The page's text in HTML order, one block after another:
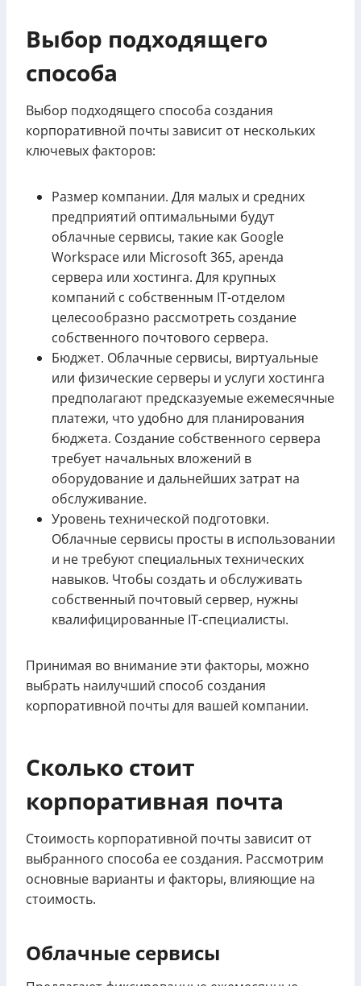
Выбор подходящего
способа
Выбор подходящего способа создания
корпоративной почты зависит от нескольких
ключевых факторов:
Размер компании. Для малых и средних
предприятий оптимальными будут
облачные сервисы, такие как Google
Workspace или Microsoft 365, аренда
сервера или хостинга. Для крупных
компаний с собственным IT-отделом
целесообразно рассмотреть создание
собственного почтового сервера.
Бюджет. Облачные сервисы, виртуальные
или физические серверы и услуги хостинга
предполагают предсказуемые ежемесячные
платежи, что удобно для планирования
бюджета. Создание собственного сервера
требует начальных вложений в
оборудование и дальнейших затрат на
обслуживание.
Уровень технической подготовки.
Облачные сервисы просты в использовании
и не требуют специальных технических
навыков. Чтобы создать и обслуживать
собственный почтовый сервер, нужны
квалифицированные IT-специалисты.
Принимая во внимание эти факторы, можно
выбрать наилучший способ создания
корпоративной почты для вашей компании.
Сколько стоит
корпоративная почта
Стоимость корпоративной почты зависит от
выбранного способа ее создания. Рассмотрим
основные варианты и факторы, влияющие на
стоимость.
Облачные сервисы